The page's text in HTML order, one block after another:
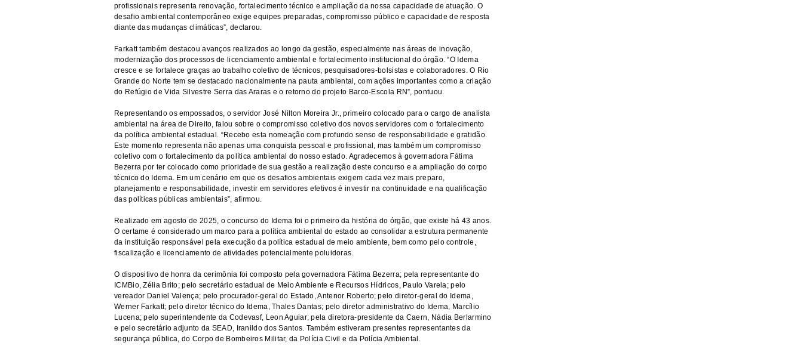
profissionais representa renovação, fortalecimento técnico e ampliação da nossa capacidade de atuação. O
desafio ambiental contemporâneo exige equipes preparadas, compromisso público e capacidade de resposta
diante das mudanças climáticas”, declarou.
Farkatt também destacou avanços realizados ao longo da gestão, especialmente nas áreas de inovação,
modernização dos processos de licenciamento ambiental e fortalecimento institucional do órgão. “O Idema
cresce e se fortalece graças ao trabalho coletivo de técnicos, pesquisadores-bolsistas e colaboradores. O Rio
Grande do Norte tem se destacado nacionalmente na pauta ambiental, com ações importantes como a criação
do Refúgio de Vida Silvestre Serra das Araras e o retorno do projeto Barco-Escola RN”, pontuou.
Representando os empossados, o servidor José Nilton Moreira Jr., primeiro colocado para o cargo de analista
ambiental na área de Direito, falou sobre o compromisso coletivo dos novos servidores com o fortalecimento
da política ambiental estadual. “Recebo esta nomeação com profundo senso de responsabilidade e gratidão.
Este momento representa não apenas uma conquista pessoal e profissional, mas também um compromisso
coletivo com o fortalecimento da política ambiental do nosso estado. Agradecemos à governadora Fátima
Bezerra por ter colocado como prioridade de sua gestão a realização deste concurso e a ampliação do corpo
técnico do Idema. Em um cenário em que os desafios ambientais exigem cada vez mais preparo,
planejamento e responsabilidade, investir em servidores efetivos é investir na continuidade e na qualificação
das políticas públicas ambientais”, afirmou.
Realizado em agosto de 2025, o concurso do Idema foi o primeiro da história do órgão, que existe há 43 anos.
O certame é considerado um marco para a política ambiental do estado ao consolidar a estrutura permanente
da instituição responsável pela execução da política estadual de meio ambiente, bem como pelo controle,
fiscalização e licenciamento de atividades potencialmente poluidoras.
O dispositivo de honra da cerimônia foi composto pela governadora Fátima Bezerra; pela representante do
ICMBio, Zélia Brito; pelo secretário estadual de Meio Ambiente e Recursos Hídricos, Paulo Varela; pelo
vereador Daniel Valença; pelo procurador-geral do Estado, Antenor Roberto; pelo diretor-geral do Idema,
Werner Farkatt; pelo diretor técnico do Idema, Thales Dantas; pelo diretor administrativo do Idema, Marcílio
Lucena; pelo superintendente da Codevasf, Leon Aguiar; pela diretora-presidente da Caern, Nádia Berlarmino
e pelo secretário adjunto da SEAD, Iranildo dos Santos. Também estiveram presentes representantes da
segurança pública, do Corpo de Bombeiros Militar, da Polícia Civil e da Polícia Ambiental.